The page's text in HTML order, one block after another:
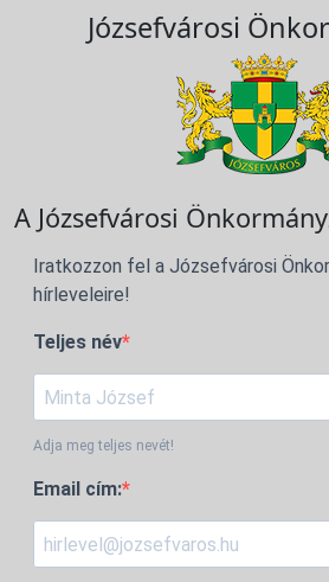
Józsefvárosi
A Józsefvárosi
Iratkozzon fel a Józsefvárosi
hírleveleire!
Teljes név
Adja meg teljes nevét!
Email cím: